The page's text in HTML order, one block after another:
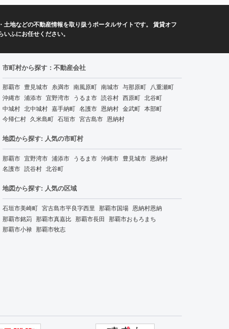
地などの不動産情報を取り扱うポータルサイトです。 賃貸オフ
ふにお任せください。
市町村から探す：不動産会社
那覇市 豊見城市 糸満市 南風原町 南城市 与那原町 八重瀬町
沖縄市 浦添市 宜野湾市 うるま市 読谷村 西原町 北谷町
中城村 北中城村 嘉手納町 名護市 恩納村 金武町 本部町
今帰仁村 久米島町 石垣市 宮古島市 恩納村
地図から探す: 人気の市町村
那覇市 宜野湾市 浦添市 うるま市 沖縄市 豊見城市 恩納村
名護市 読谷村 北谷町
地図から探す: 人気の区域
石垣市美崎町 宮古島市平良字西里 那覇市国場 恩納村恩納
那覇市銘苅 那覇市真嘉比 那覇市長田 那覇市おもろまち
那覇市小禄 那覇市牧志